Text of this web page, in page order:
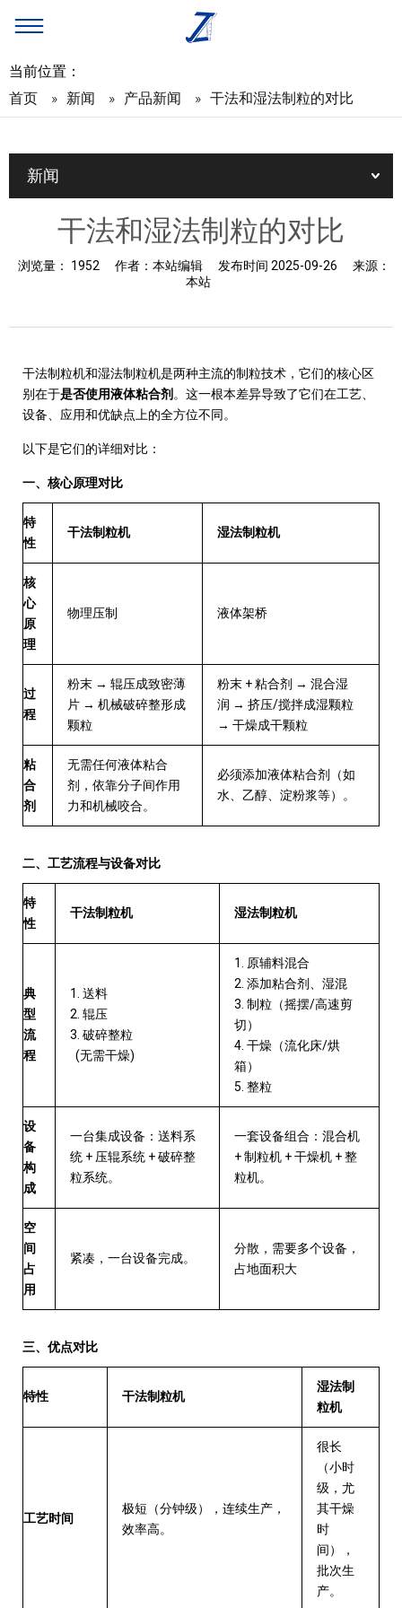
当前位置：
首页
» 新闻 » 产品新闻 » 干法和湿法制粒的对比
新闻
干法和湿法制粒的对比
浏览量： 1952 作者： 本站编辑 发布时间 2025-09-26
来源：
本站
干法制粒机和湿法制粒机是两种主流的制粒技术，它们的核心区
别在于是否使用液体粘合剂 。这一根本差异导致了它们在工艺、
设备、应用和优缺点上的全方位不同。
以下是它们的详细对比：
一、核心原理对比
特
性
干法制粒机 湿法制粒机
核
心
原
理
物理压制 液体架桥
过
程
粉末 → 辊压成致密薄
片 → 机械破碎整形成
颗粒
粉末 + 粘合剂 → 混合湿
润 → 挤压/搅拌成湿颗粒
→ 干燥成干颗粒
粘
合
剂
无需任何液体粘合
剂，依靠分子间作用
力和机械咬合。
必须添加液体粘合剂（如
水、乙醇、淀粉浆等）。
二、工艺流程与设备对比
特
性
干法制粒机 湿法制粒机
典
型
流
程
1. 送料
2. 辊压
3. 破碎整粒
(无需干燥)
1. 原辅料混合
2. 添加粘合剂、湿混
3. 制粒（摇摆/高速剪
切）
4. 干燥（流化床/烘
箱）
5. 整粒
设
备
构
成
一台集成设备 ：送料系
统 + 压辊系统 + 破碎整
粒系统。
一套设备组合 ：混合机
+ 制粒机 + 干燥机 + 整
粒机。
空
间
占
用
紧凑，一台设备完成。
分散，需要多个设备，
占地面积大
三、优点对比
特性 干法制粒机
湿法制
粒机
工艺时间
极短 （分钟级），连续生产，
效率高。
很长
（小时
级，尤
其干燥
时
间），
批次生
产。